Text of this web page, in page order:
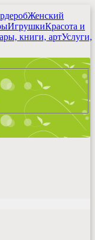
Женский
ИгрушкиКрасота и
книги, артУслуги,